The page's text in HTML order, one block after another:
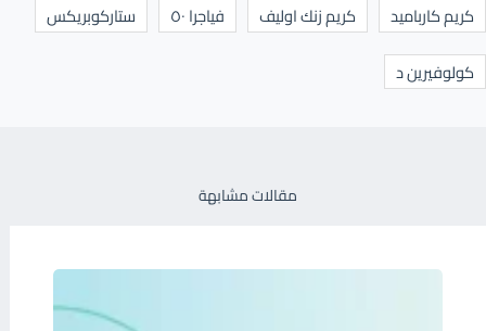
كريم كارباميد
كريم زنك اوليف فياجرا ٥٠
ستاركوبريكس
كولوفيرين د
مقالات مشابهة